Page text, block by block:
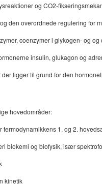
og CO2-
den overordnede regulering for
coenzymer i glykogen- og
insulin, glukagon og
ligger til grund for den
hovedområder:
termodynamikkens 1. og 2.
biokemi og biofysik, især
kinetik